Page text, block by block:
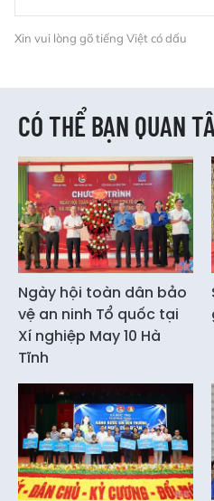
Xin vui lòng gõ tiếng Việt có dấu
CÓ THỂ BẠN QUAN
Ngày hội toàn dân bảo
vệ an ninh Tổ quốc tại
Xí nghiệp May 10 Hà
Tĩnh